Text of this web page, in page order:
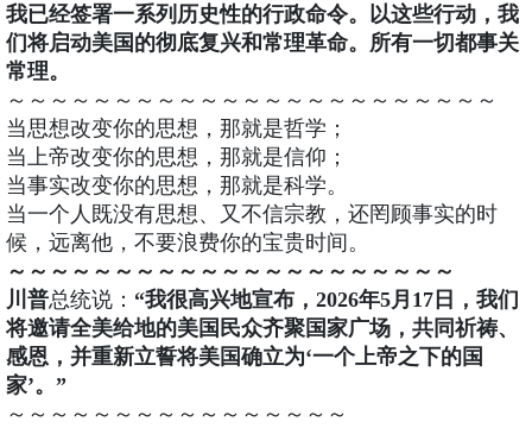
我已经签署一系列历史性的行政命令。以这些行动，我
们将启动美国的彻底复兴和常理革命。所有一切都事关
常理。
～～～～～～～～～～～～～～～～～～～～～～～
当思想改变你的思想，那就是哲学；
当上帝改变你的思想，那就是信仰；
当事实改变你的思想，那就是科学。
当一个人既没有思想、又不信宗教，还罔顾事实的时
候，远离他，不要浪费你的宝贵时间。
～～～～～～～～～～～～～～～～～～～～～
川普总统说： “我很高兴地宣布，2026年5月17日，我们
将邀请全美给地的美国民众齐聚国家广场，共同祈祷、
感恩，并重新立誓将美国确立为‘一个上帝之下的国
家’。”
～～～～～～～～～～～～～～～～